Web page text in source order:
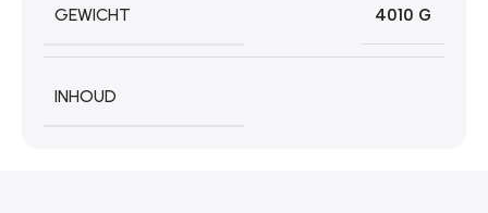
GEWICHT 4010 G
INHOUD